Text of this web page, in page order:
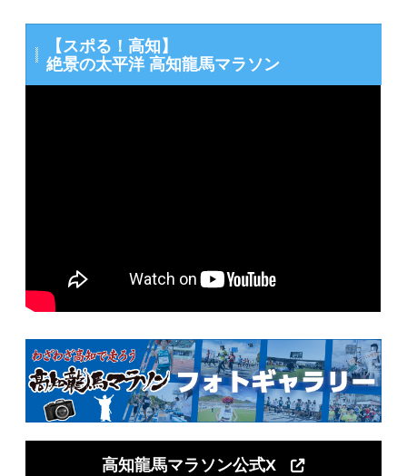
【スポる！高知】
絶景の太平洋 高知龍馬マラソン
高知龍馬マラソン公式X